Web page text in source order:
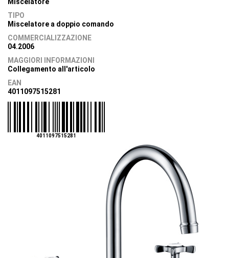
TIPO
Miscelatore a doppio comando
COMMERCIALIZZAZIONE
04.2006
MAGGIORI INFORMAZIONI
Collegamento all'articolo
EAN
4011097515281
4011097515281